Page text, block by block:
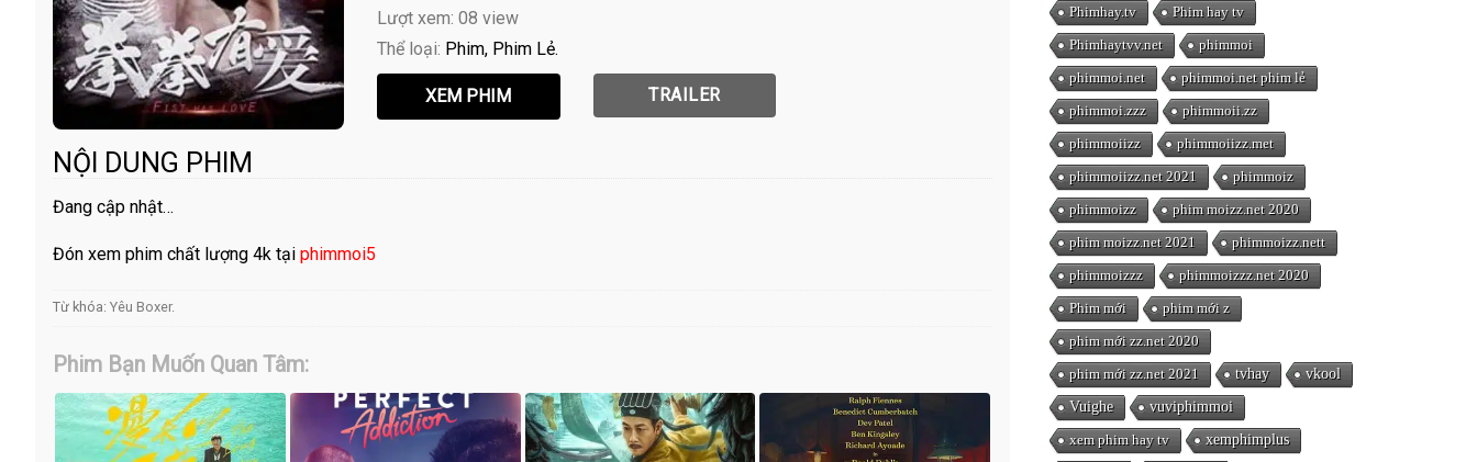
Lượt xem: 08 view
Thể loại: Phim Phim Lẻ
TRAILER
NỘI DUNG PHIM
Đang cập nhật…
Đón xem phim chất lượng 4k tại phimmoi5
Từ khóa: Yêu Boxer.
Phim Bạn Muốn Quan Tâm:
Phimhay.tv
Phim hay tv
Phimhaytvv.net
phimmoi
phimmoi.net
phimmoi.net phim lẻ
phimmoi.zzz
phimmoii.zz
phimmoiizz
phimmoiizz.met
phimmoiizz.net 2021
phimmoiz
phimmoizz
phim moizz.net 2020
phim moizz.net 2021
phimmoizz.nett
phimmoizzz
phimmoizzz.net 2020
Phim mới
phim mới z
phim mới zz.net 2020
phim mới zz.net 2021
tvhay
vkool
Vuighe
vuviphimmoi
xem phim hay tv
xemphimplus